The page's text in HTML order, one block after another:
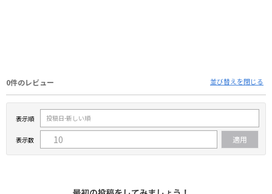
0件のレビュー 並び替えを閉じる
表示順
表示数